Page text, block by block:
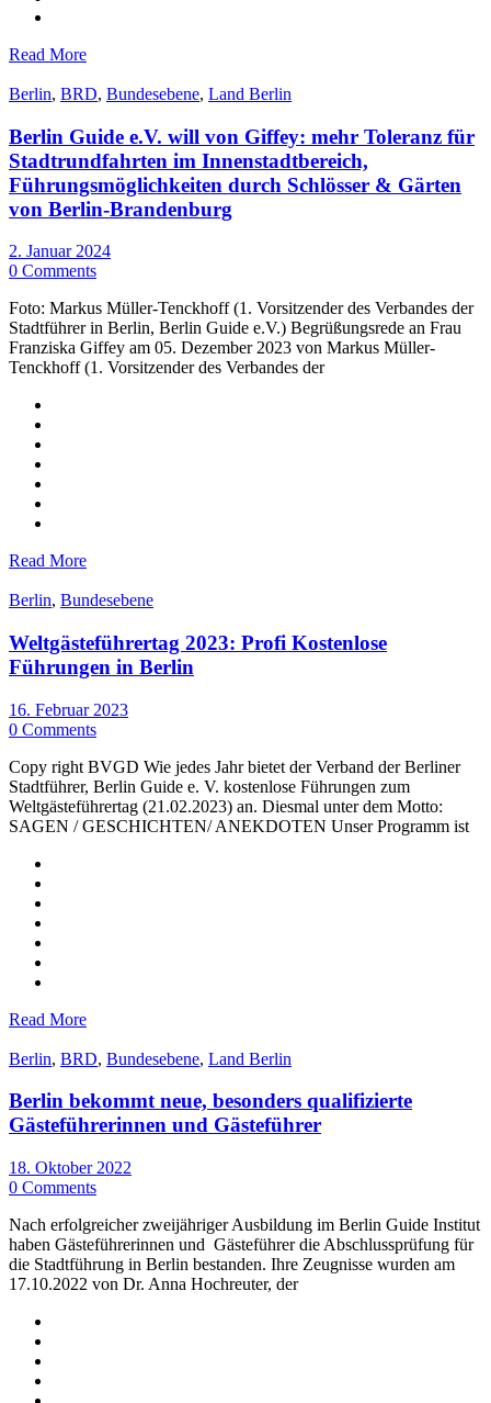
Read More
Berlin, BRD, Bundesebene, Land Berlin
Berlin Guide e.V. will von Giffey: mehr Toleranz für
Stadtrundfahrten im Innenstadtbereich,
Führungsmöglichkeiten durch Schlösser & Gärten
von Berlin-Brandenburg
2. Januar 2024
0 Comments
Foto: Markus Müller-Tenckhoff (1. Vorsitzender des Verbandes der
Stadtführer in Berlin, Berlin Guide e.V.) Begrüßungsrede an Frau
Franziska Giffey am 05. Dezember 2023 von Markus Müller-
Tenckhoff (1. Vorsitzender des Verbandes der
Read More
Berlin, Bundesebene
Weltgästeführertag 2023: Profi Kostenlose
Führungen in Berlin
16. Februar 2023
0 Comments
Copy right BVGD Wie jedes Jahr bietet der Verband der Berliner
Stadtführer, Berlin Guide e. V. kostenlose Führungen zum
Weltgästeführertag (21.02.2023) an. Diesmal unter dem Motto:
SAGEN / GESCHICHTEN/ ANEKDOTEN Unser Programm ist
Read More
Berlin, BRD, Bundesebene, Land Berlin
Berlin bekommt neue, besonders qualifizierte
Gästeführerinnen und Gästeführer
18. Oktober 2022
0 Comments
Nach erfolgreicher zweijähriger Ausbildung im Berlin Guide Institut
haben Gästeführerinnen und Gästeführer die Abschlussprüfung für
die Stadtführung in Berlin bestanden. Ihre Zeugnisse wurden am
17.10.2022 von Dr. Anna Hochreuter, der